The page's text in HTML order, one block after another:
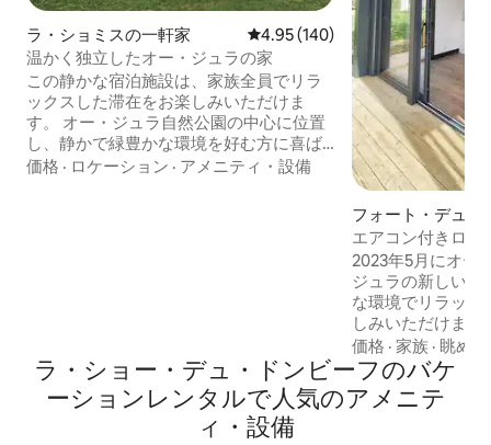
ラ・ショミスの一軒家 レビュー140件、5つ星中4.95つ
4.95 (140)
温かく独立したオー・ジュラの家
この静かな宿泊施設は、家族全員でリラ
ックスした滞在をお楽しみいただけま
す。 オー・ジュラ自然公園の中心に位置
し、静かで緑豊かな環境を好む方に喜ば
れるでしょう。 近くには、多くのハイキ
価格 · ロケーション · アメニティ・設備
フォート・デュ・
グハウス
エアコン付きロッ
2023年5月にオー
ジュラの新しい宿
な環境でリラック
しみいただけます。 お客様のウェル
イングのためにす
ジでお迎えします。 テラスには、
木材で加熱された
ト北欧式バスが用
価格 ·家族 · 眺め
ラ・ショー・デュ・ドンビーフのバケ
ーションレンタルで人気のアメニテ
ィ・設備